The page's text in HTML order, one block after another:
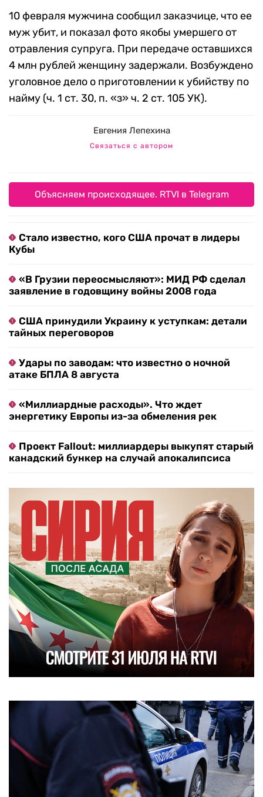
10 февраля мужчина сообщил заказчице, что ее
муж убит, и показал фото якобы умершего от
отравления супруга. При передаче оставшихся
4 млн рублей женщину задержали. Возбуждено
уголовное дело о приготовлении к убийству по
найму (ч. 1 ст. 30, п. «з» ч. 2 ст. 105 УК).
Евгения Лепехина
Связаться с автором
Объясняем происходящее. RTVI в Telegram
Стало известно, кого США прочат в лидеры
Кубы
«В Грузии переосмысляют»: МИД РФ сделал
заявление в годовщину войны 2008 года
США принудили Украину к уступкам: детали
тайных переговоров
Удары по заводам: что известно о ночной
атаке БПЛА 8 августа
«Миллиардные расходы». Что ждет
энергетику Европы из-за обмеления рек
Проект Fallout: миллиардеры выкупят старый
канадский бункер на случай апокалипсиса